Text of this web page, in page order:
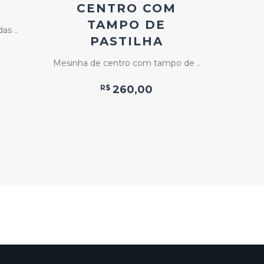
..
CENTRO COM
TAMPO DE
PASTILHA
Mesinha de centro com tampo de ..
R$ 260,00